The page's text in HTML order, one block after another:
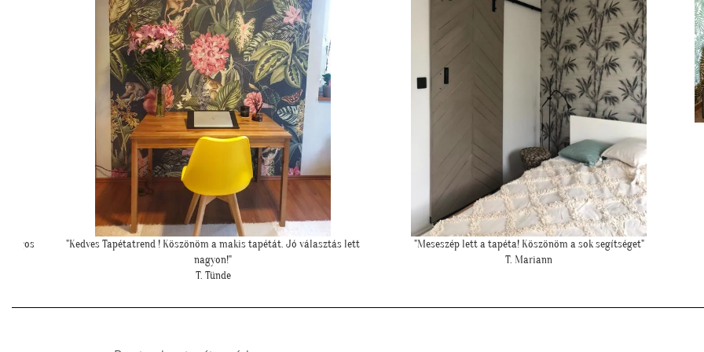
lett
"Meseszép lett a tapéta! Köszönöm a sok segítséget"
T. Mariann
""Elkészült a kép, gondoltam, hátha :)""
H. Sára